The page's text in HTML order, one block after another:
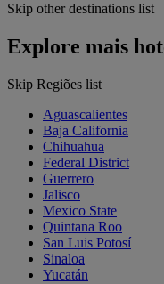
Skip other destinations list
Explore mais
Skip Regiões list
Aguascalientes
Baja California
Chihuahua
Federal District
Guerrero
Jalisco
Mexico State
Quintana Roo
San Luis Potosí
Sinaloa
Yucatán